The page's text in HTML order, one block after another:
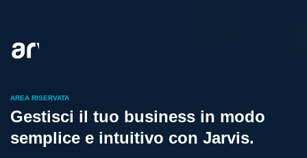
AREA RISERVATA
Gestisci il tuo business in modo
semplice e intuitivo con Jarvis.